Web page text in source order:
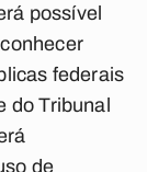
possível
federais
do Tribunal
de